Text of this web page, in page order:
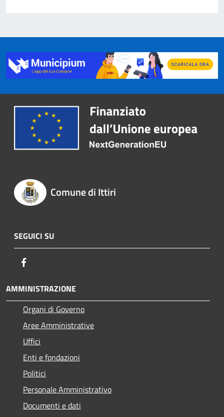
Comune di Ittiri
SEGUICI SU
AMMINISTRAZIONE
Organi di Governo
Aree Amministrative
Uffici
Enti e fondazioni
Politici
Personale Amministrativo
Documenti e dati